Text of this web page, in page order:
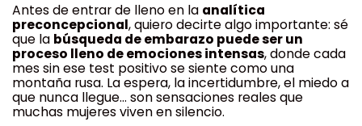
Antes de entrar de lleno en la analítica
preconcepcional, quiero decirte algo importante: sé
que la búsqueda de embarazo puede ser un
proceso lleno de emociones intensas, donde cada
mes sin ese test positivo se siente como una
montaña rusa. La espera, la incertidumbre, el miedo a
que nunca llegue… son sensaciones reales que
muchas mujeres viven en silencio.